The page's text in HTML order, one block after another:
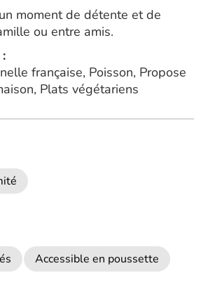
moment de détente et de
ou entre amis.
française, Poisson, Propose
Plats végétariens
Accessible en poussette